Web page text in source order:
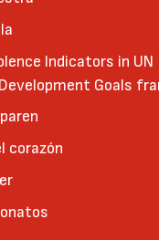
Indicators in UN
Goals
corazón